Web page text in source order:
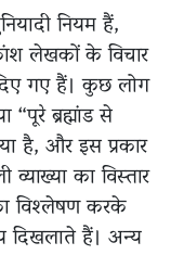
नियम हैं,
लेखकों के विचार
गए हैं। कुछ लोग
ब्रह्मांड से
है, और इस प्रकार
का विस्तार
विश्लेषण करके
दिखलाते हैं। अन्य